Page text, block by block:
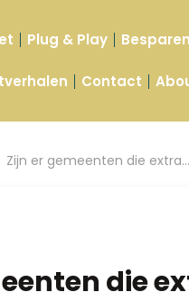
Plug & Play
Contact
Zijn er gemeenten die extra…
die